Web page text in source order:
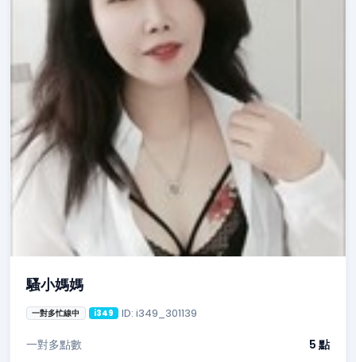
騷小媽媽
一對多忙線中 i349 ID: i349_301139
一對多點數 5 點